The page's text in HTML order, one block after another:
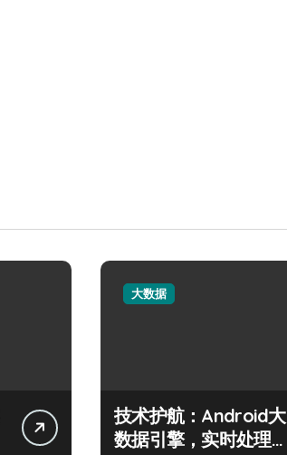
大数据
技术护航：Android大
数据引擎，实时处理引